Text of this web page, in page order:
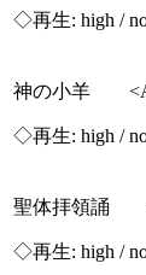
◇再生: high /
神の小羊
◇再生: high /
聖体拝領誦
◇再生: high /